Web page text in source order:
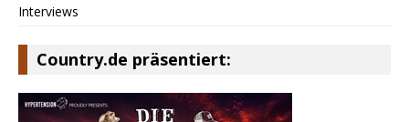
Interviews
Country.de präsentiert: